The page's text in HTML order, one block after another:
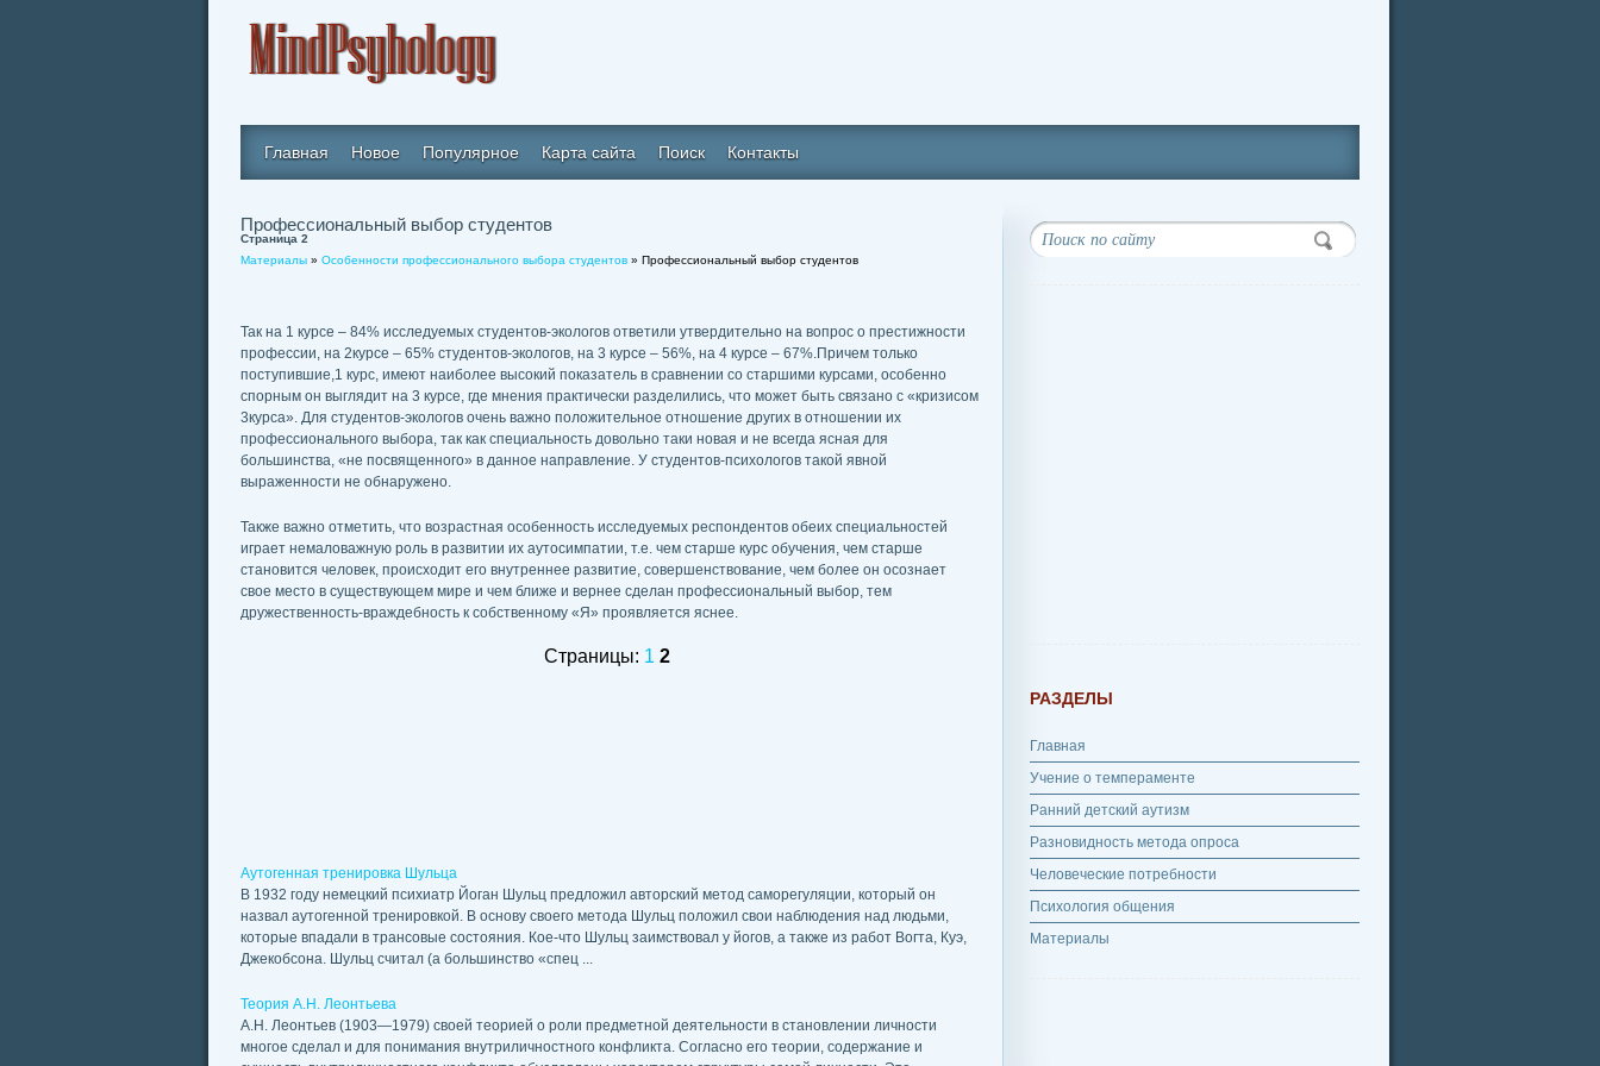
Главная Новое Популярное Карта сайта Поиск Контакты
Профессиональный выбор студентов
Страница 2
Материалы » Особенности профессионального выбора студентов » Профессиональный выбор студентов
Так на 1 курсе – 84% исследуемых студентов-экологов ответили утвердительно на вопрос о престижности
профессии, на 2курсе – 65% студентов-экологов, на 3 курсе – 56%, на 4 курсе – 67%.Причем только
поступившие,1 курс, имеют наиболее высокий показатель в сравнении со старшими курсами, особенно
спорным он выглядит на 3 курсе, где мнения практически разделились, что может быть связано с «кризисом
3курса». Для студентов-экологов очень важно положительное отношение других в отношении их
профессионального выбора, так как специальность довольно таки новая и не всегда ясная для
большинства, «не посвященного» в данное направление. У студентов-психологов такой явной
выраженности не обнаружено.
Также важно отметить, что возрастная особенность исследуемых респондентов обеих специальностей
играет немаловажную роль в развитии их аутосимпатии, т.е. чем старше курс обучения, чем старше
становится человек, происходит его внутреннее развитие, совершенствование, чем более он осознает
свое место в существующем мире и чем ближе и вернее сделан профессиональный выбор, тем
дружественность-враждебность к собственному «Я» проявляется яснее.
Страницы: 1 2
Аутогенная тренировка Шульца
В 1932 году немецкий психиатр Йоган Шульц предложил авторский метод саморегуляции, который он
назвал аутогенной тренировкой. В основу своего метода Шульц положил свои наблюдения над людьми,
которые впадали в трансовые состояния. Кое-что Шульц заимствовал у йогов, а также из работ Вогта, Куэ,
Джекобсона. Шульц считал (а большинство «спец ...
Теория А.Н. Леонтьева
А.Н. Леонтьев (1903—1979) своей теорией о роли предметной деятельности в становлении личности
многое сделал и для понимания внутриличностного конфликта. Согласно его теории, содержание и
РАЗДЕЛЫ
Главная
Учение о темпераменте
Ранний детский аутизм
Разновидность метода опроса
Человеческие потребности
Психология общения
Материалы